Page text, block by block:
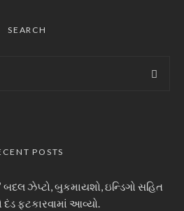
SEARCH
POSTS
બદલ ઝેપ્ટો, બુકમાયશો, ઇન્ડિગો સહિત
ફટકારવામાં આવ્યો.